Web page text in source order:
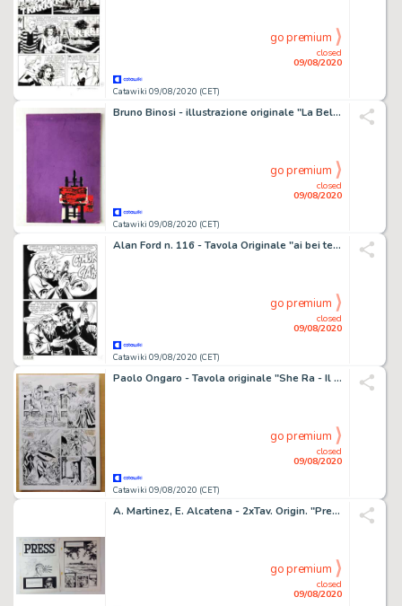
Catawiki 09/08/2020 (CET)
closed
09/08/2020
go premium
Bruno Binosi - illustrazione originale "La Bella Estate" - Loose page
Catawiki 09/08/2020 (CET)
closed
09/08/2020
go premium
Alan Ford n. 116 - Tavola Originale "ai bei tempi che furono" - First edition - (1979)
Catawiki 09/08/2020 (CET)
closed
09/08/2020
go premium
Paolo Ongaro - Tavola originale "She Ra - Il Cavaliere azzurro" - Loose page - (1986)
Catawiki 09/08/2020 (CET)
closed
09/08/2020
go premium
A. Martinez, E. Alcatena - 2xTav. Origin. "Press: Nos Veremos En Jakusumi" - Firmata - Loose page - First edition - (1979)
closed
09/08/2020
go premium